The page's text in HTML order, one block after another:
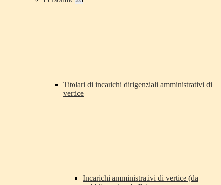
Titolari di incarichi dirigenziali amministrativi di
vertice
Incarichi amministrativi di vertice (da